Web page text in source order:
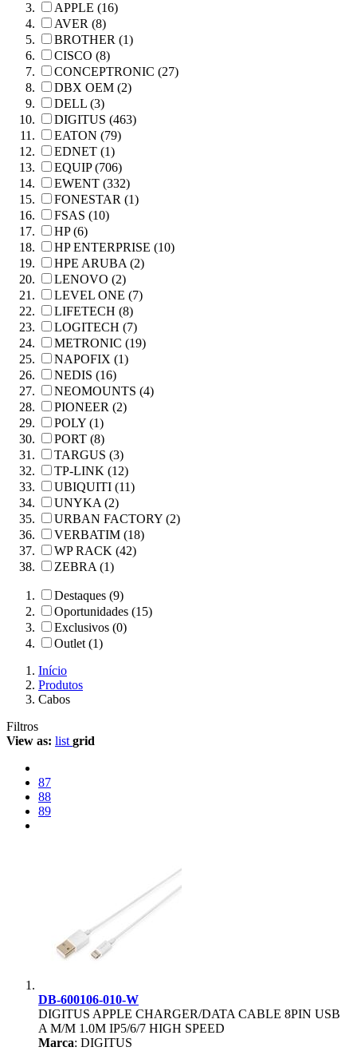
APPLE (16)
AVER (8)
BROTHER (1)
CISCO (8)
CONCEPTRONIC (27)
DBX OEM (2)
DELL (3)
DIGITUS (463)
EATON (79)
EDNET (1)
EQUIP (706)
EWENT (332)
FONESTAR (1)
FSAS (10)
HP (6)
HP ENTERPRISE (10)
HPE ARUBA (2)
LENOVO (2)
LEVEL ONE (7)
LIFETECH (8)
LOGITECH (7)
METRONIC (19)
NAPOFIX (1)
NEDIS (16)
NEOMOUNTS (4)
PIONEER (2)
POLY (1)
PORT (8)
TARGUS (3)
TP-LINK (12)
UBIQUITI (11)
UNYKA (2)
URBAN FACTORY (2)
VERBATIM (18)
WP RACK (42)
ZEBRA (1)
Destaques (9)
Oportunidades (15)
Exclusivos (0)
Outlet (1)
Início
Produtos
Cabos
Filtros
View as: list grid
87
88
89
DB-600106-010-W
DIGITUS APPLE CHARGER/DATA CABLE 8PIN USB
A M/M 1.0M IP5/6/7 HIGH SPEED
Marca: DIGITUS